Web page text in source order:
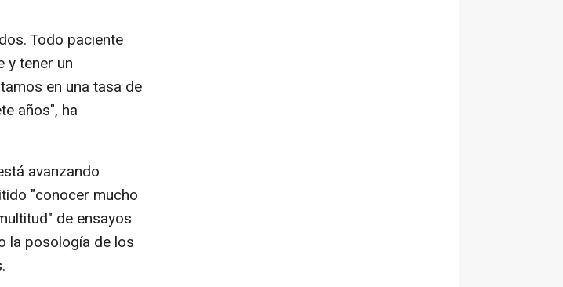
Todo paciente
y tener un
en una tasa de
años", ha
avanzando
"conocer mucho
de ensayos
la posología de los